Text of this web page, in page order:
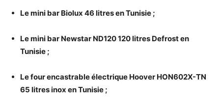
Le mini bar Biolux 46 litres en Tunisie ;
Le mini bar Newstar ND120 120 litres Defrost en
Tunisie ;
Le four encastrable électrique Hoover HON602X-TN
65 litres inox en Tunisie ;